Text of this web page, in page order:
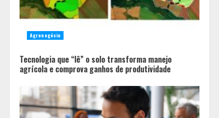
Agronegócio
Tecnologia que “lê” o solo transforma manejo
agrícola e comprova ganhos de produtividade